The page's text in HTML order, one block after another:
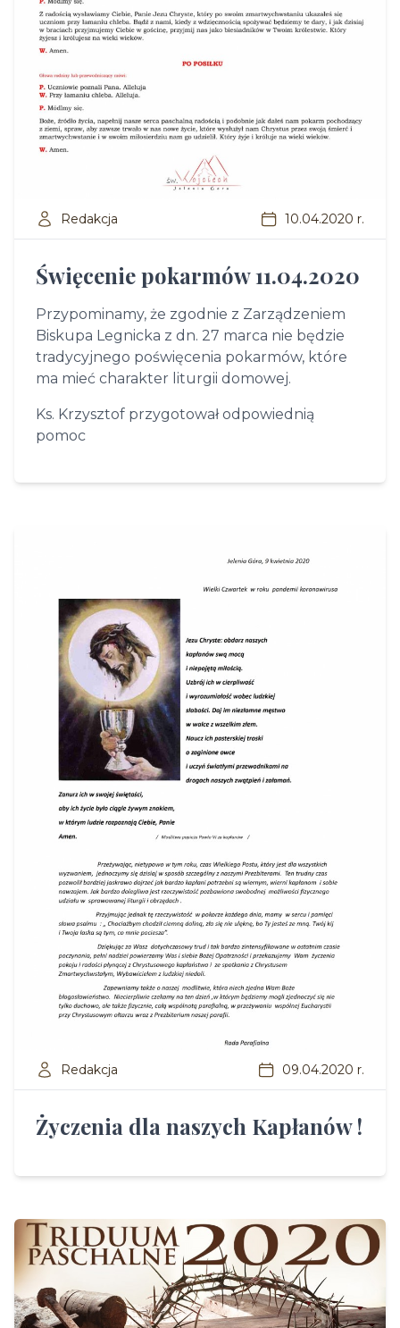
Redakcja 10.04.2020 r.
Święcenie pokarmów 11.04.2020
Przypominamy, że zgodnie z Zarządzeniem
Biskupa Legnicka z dn. 27 marca nie będzie
tradycyjnego poświęcenia pokarmów, które
ma mieć charakter liturgii domowej.
Ks. Krzysztof przygotował odpowiednią
pomoc
Redakcja 09.04.2020 r.
Życzenia dla naszych Kapłanów !